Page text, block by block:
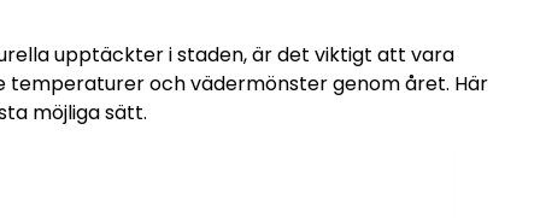
upptäckter i staden, är det viktigt att vara
temperaturer och vädermönster genom året. Här
möjliga sätt.